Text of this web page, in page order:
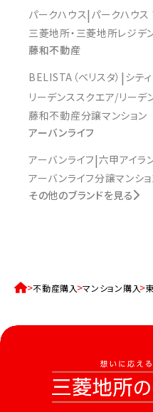
パークハウス パークハウス
三菱地所・三菱地所レジデ
藤和不動産
BELISTA（ベリスタ） シテ
リーデンススクエア/リーデ
藤和不動産分譲マンション
アーバンライフ
アーバンライフ 六甲アイラ
アーバンライフ分譲マンシ
その他のブランドを見る
不動産購入 マンション購入